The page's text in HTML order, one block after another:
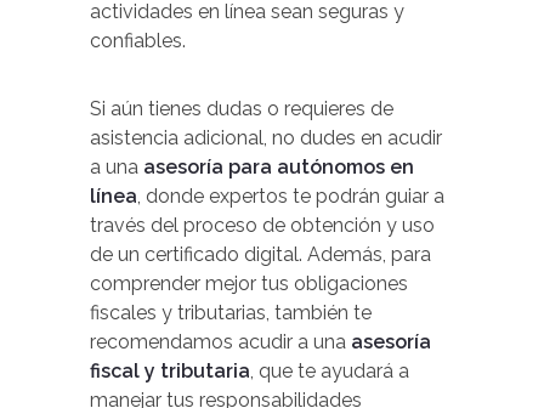
actividades en línea sean seguras y
confiables.
Si aún tienes dudas o requieres de
asistencia adicional, no dudes en acudir
a una asesoría para autónomos en
línea, donde expertos te podrán guiar a
través del proceso de obtención y uso
de un certificado digital. Además, para
comprender mejor tus obligaciones
fiscales y tributarias, también te
recomendamos acudir a una asesoría
fiscal y tributaria, que te ayudará a
manejar tus responsabilidades